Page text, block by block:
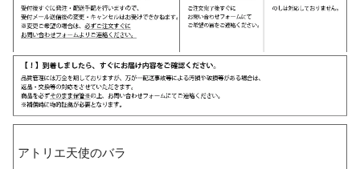
アトリエ天使のバラ